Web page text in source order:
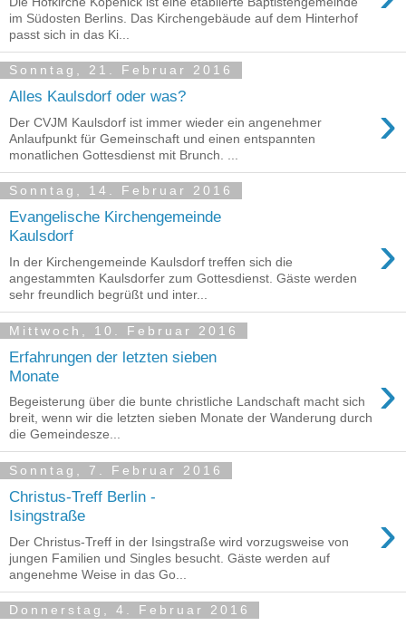
im Südosten Berlins. Das Kirchengebäude auf dem Hinterhof
passt sich in das Ki...
Sonntag, 21. Februar 2016
Alles Kaulsdorf oder was? ›
Der CVJM Kaulsdorf ist immer wieder ein angenehmer
Anlaufpunkt für Gemeinschaft und einen entspannten
monatlichen Gottesdienst mit Brunch. ...
Sonntag, 14. Februar 2016
Evangelische Kirchengemeinde
Kaulsdorf
›
In der Kirchengemeinde Kaulsdorf treffen sich die
angestammten Kaulsdorfer zum Gottesdienst. Gäste werden
sehr freundlich begrüßt und inter...
Mittwoch, 10. Februar 2016
Erfahrungen der letzten sieben
Monate
›
Begeisterung über die bunte christliche Landschaft macht sich
breit, wenn wir die letzten sieben Monate der Wanderung durch
die Gemeindesze...
Sonntag, 7. Februar 2016
Christus-Treff Berlin -
Isingstraße
›
Der Christus-Treff in der Isingstraße wird vorzugsweise von
jungen Familien und Singles besucht. Gäste werden auf
angenehme Weise in das Go...
Donnerstag, 4. Februar 2016